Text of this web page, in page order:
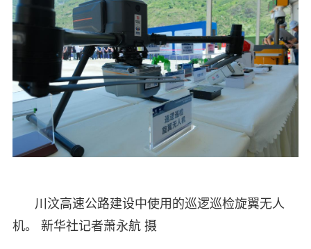
川汶高速公路建设中使用的巡逻巡检旋翼无人
机。 新华社记者萧永航 摄